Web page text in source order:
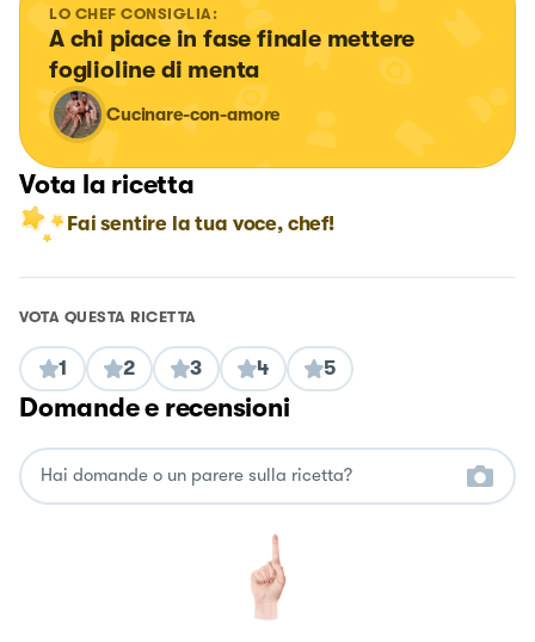
LO CHEF CONSIGLIA:
A chi piace in fase finale mettere
foglioline di menta
Cucinare-con-amore
Vota la ricetta
Fai sentire la tua voce, chef!
VOTA QUESTA RICETTA
1 2 3 4 5
Domande e recensioni